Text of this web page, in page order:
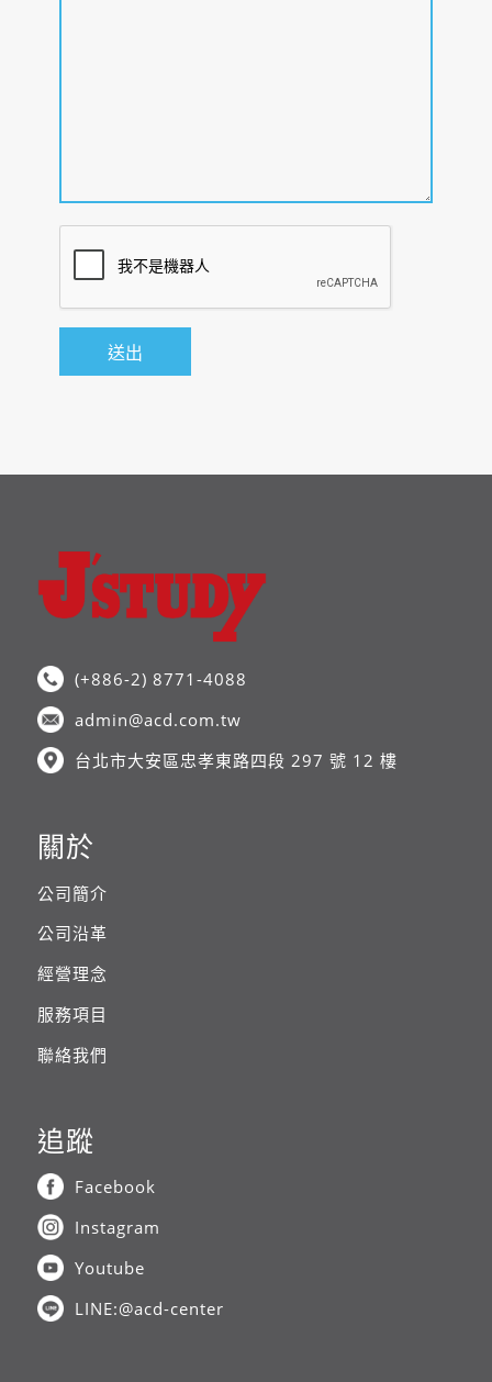
(+886-2) 8771-4088
admin@acd.com.tw
台北市大安區忠孝東路四段 297 號 12 樓
關於
公司簡介
公司沿革
經營理念
服務項目
聯絡我們
追蹤
Facebook
Instagram
Youtube
LINE:@acd-center